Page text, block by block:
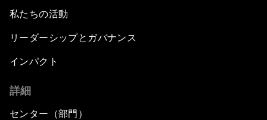
私たちの活動
リーダーシップとガバナンス
インパクト
詳細
センター（部門）